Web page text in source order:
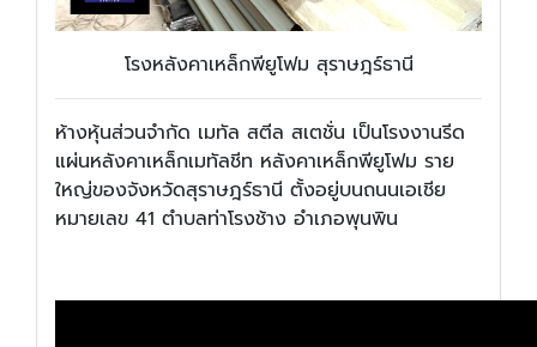
โรงหลังคาเหล็กพียูโฟม สุราษฎร์ธานี
ห้างหุ้นส่วนจำกัด เมทัล สตีล สเตชั่น เป็นโรงงานรีด
แผ่นหลังคาเหล็กเมทัลชีท หลังคาเหล็กพียูโฟม ราย
ใหญ่ของจังหวัดสุราษฎร์ธานี ตั้งอยู่บนถนนเอเชีย
หมายเลข 41 ตำบลท่าโรงช้าง อำเภอพุนพิน